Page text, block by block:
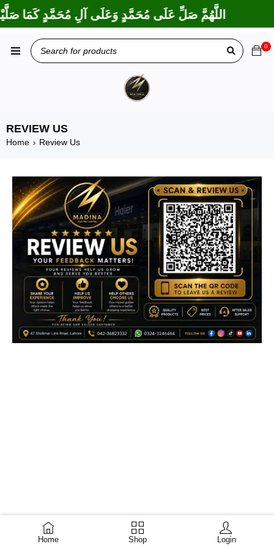
اللَّهُمَّ صَلِّ عَلَى مُحَمَّدٍ وَعَلَى آلِ مُحَمَّدٍ كَمَا صَلَّيْتَ
Home Shop Login
0
REVIEW US
Home › Review Us